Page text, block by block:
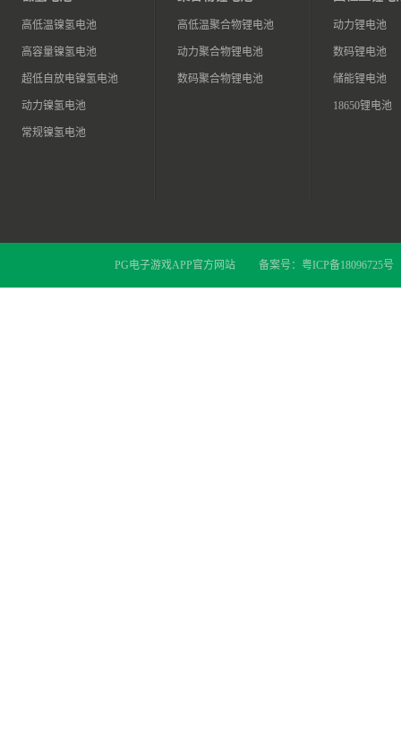
高低温镍氢电池
高容量镍氢电池
超低自放电镍氢电池
动力镍氢电池
常规镍氢电池
高低温聚合物锂电池
动力聚合物锂电池
数码聚合物锂电池
动力锂电池
数码锂电池
储能锂电池
18650锂电池
PG电子游戏APP官方网站 备案号： 粤ICP备18096725号